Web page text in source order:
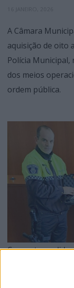
A Câmara
aquisição de oito
Polícia
dos meios
ordem pública.
Com esta
maior eficácia,